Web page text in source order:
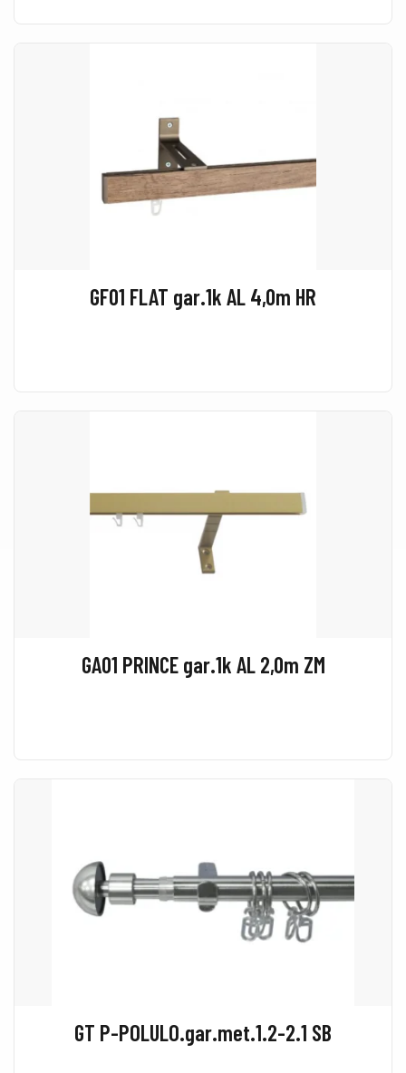
GF01 FLAT gar.1k AL 4,0m HR
GA01 PRINCE gar.1k AL 2,0m ZM
GT P-POLULO.gar.met.1.2-2.1 SB